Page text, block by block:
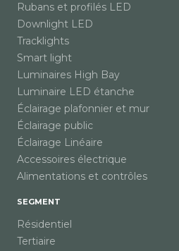
Rubans et profilés LED
Downlight LED
Tracklights
Smart light
Luminaires High Bay
Luminaire LED étanche
Éclairage plafonnier et mur
Éclairage public
Éclairage Linéaire
Accessoires électrique
Alimentations et contrôles
SEGMENT
Résidentiel
Tertiaire